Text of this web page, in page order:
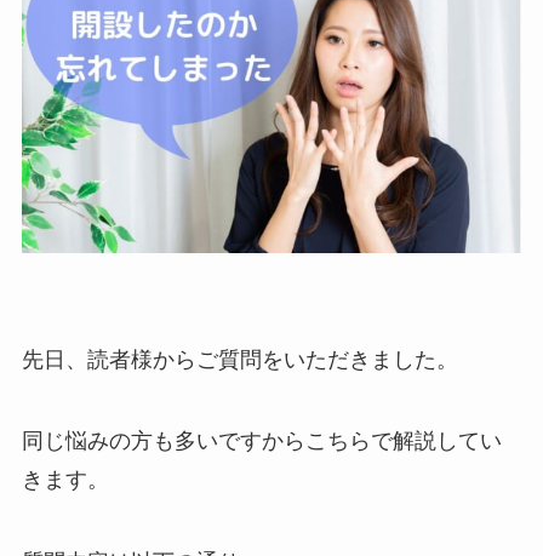
先日、読者様からご質問をいただきました。
同じ悩みの方も多いですからこちらで解説してい
きます。